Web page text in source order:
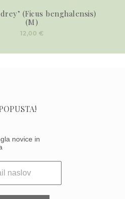
(Ficus benghalensis)
(M)
12,00 €
novice in